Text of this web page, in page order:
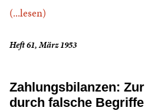
(...lesen)
Heft 61, März 1953
Zahlungsbilanzen:
durch falsche Begriffe